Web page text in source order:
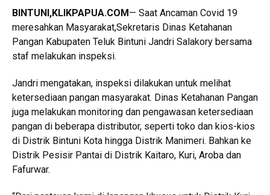
BINTUNI,KLIKPAPUA.COM— Saat Ancaman Covid 19
meresahkan Masyarakat,Sekretaris Dinas Ketahanan
Pangan Kabupaten Teluk Bintuni Jandri Salakory bersama
staf melakukan inspeksi.
Jandri mengatakan, inspeksi dilakukan untuk melihat
ketersediaan pangan masyarakat. Dinas Ketahanan Pangan
juga melakukan monitoring dan pengawasan ketersediaan
pangan di beberapa distributor, seperti toko dan kios-kios
di Distrik Bintuni Kota hingga Distrik Manimeri. Bahkan ke
Distrik Pesisir Pantai di Distrik Kaitaro, Kuri, Aroba dan
Fafurwar.